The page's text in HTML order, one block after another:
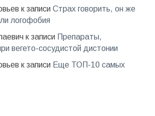
к записиСтрах говорить, он же
логофобия
к записи Препараты,
вегето-сосудистой дистонии
к записи Еще ТОП-10 самых